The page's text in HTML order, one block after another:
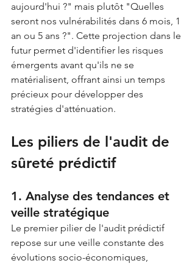
aujourd'hui ?" mais plutôt "Quelles
seront nos vulnérabilités dans 6 mois, 1
an ou 5 ans ?". Cette projection dans le
futur permet d'identifier les risques
émergents avant qu'ils ne se
matérialisent, offrant ainsi un temps
précieux pour développer des
stratégies d'atténuation.
Les piliers de l'audit de
sûreté prédictif
1. Analyse des tendances et
veille stratégique
Le premier pilier de l'audit prédictif
repose sur une veille constante des
évolutions socio-économiques,